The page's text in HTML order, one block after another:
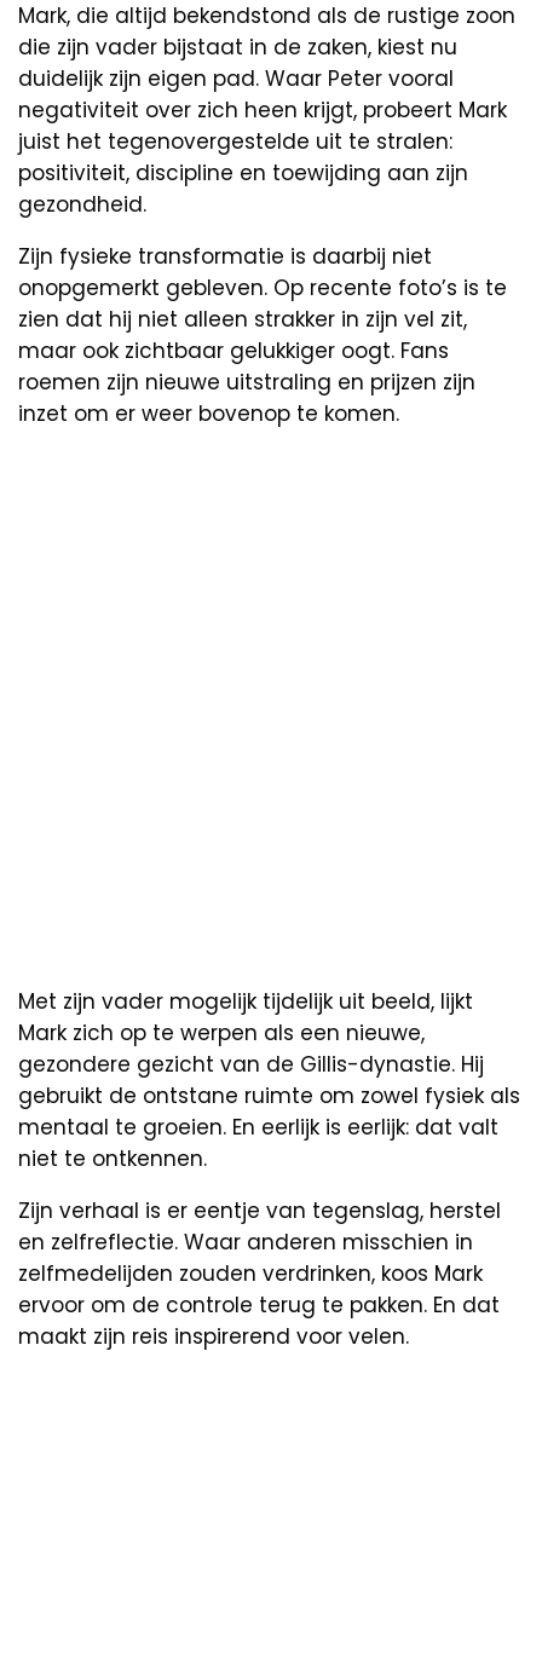
Mark, die altijd bekendstond als de rustige zoon
die zijn vader bijstaat in de zaken, kiest nu
duidelijk zijn eigen pad. Waar Peter vooral
negativiteit over zich heen krijgt, probeert Mark
juist het tegenovergestelde uit te stralen:
positiviteit, discipline en toewijding aan zijn
gezondheid.
Zijn fysieke transformatie is daarbij niet
onopgemerkt gebleven. Op recente foto’s is te
zien dat hij niet alleen strakker in zijn vel zit,
maar ook zichtbaar gelukkiger oogt. Fans
roemen zijn nieuwe uitstraling en prijzen zijn
inzet om er weer bovenop te komen.
Met zijn vader mogelijk tijdelijk uit beeld, lijkt
Mark zich op te werpen als een nieuwe,
gezondere gezicht van de Gillis-dynastie. Hij
gebruikt de ontstane ruimte om zowel fysiek als
mentaal te groeien. En eerlijk is eerlijk: dat valt
niet te ontkennen.
Zijn verhaal is er eentje van tegenslag, herstel
en zelfreflectie. Waar anderen misschien in
zelfmedelijden zouden verdrinken, koos Mark
ervoor om de controle terug te pakken. En dat
maakt zijn reis inspirerend voor velen.